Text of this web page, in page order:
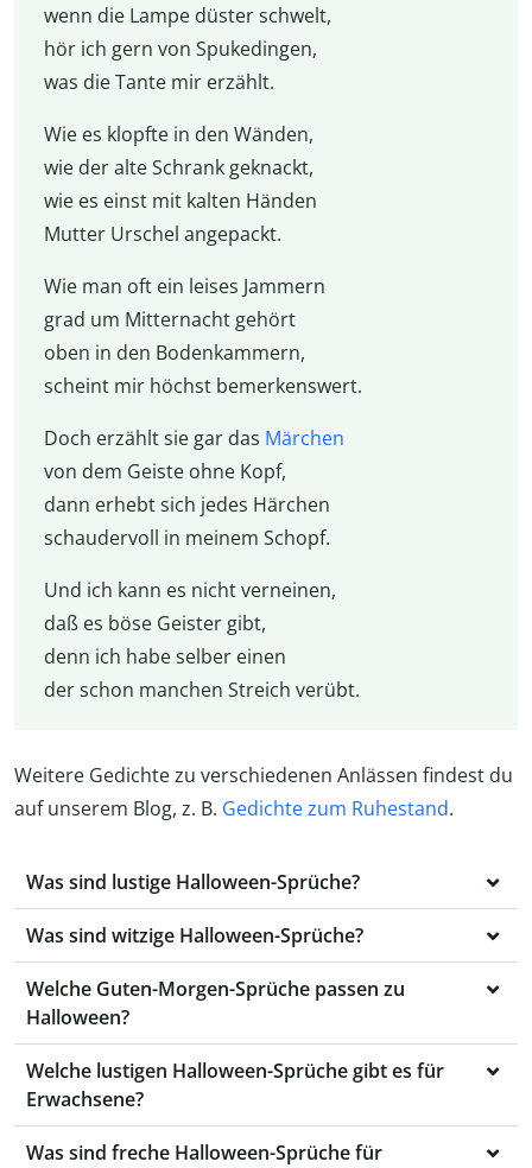
wenn die Lampe düster schwelt,
hör ich gern von Spukedingen,
was die Tante mir erzählt.
Wie es klopfte in den Wänden,
wie der alte Schrank geknackt,
wie es einst mit kalten Händen
Mutter Urschel angepackt.
Wie man oft ein leises Jammern
grad um Mitternacht gehört
oben in den Bodenkammern,
scheint mir höchst bemerkenswert.
Doch erzählt sie gar das Märchen
von dem Geiste ohne Kopf,
dann erhebt sich jedes Härchen
schaudervoll in meinem Schopf.
Und ich kann es nicht verneinen,
daß es böse Geister gibt,
denn ich habe selber einen
der schon manchen Streich verübt.
Weitere Gedichte zu verschiedenen Anlässen findest du
auf unserem Blog, z. B. Gedichte zum Ruhestand.
Was sind lustige Halloween-Sprüche?
Was sind witzige Halloween-Sprüche?
Welche Guten-Morgen-Sprüche passen zu
Halloween?
Welche lustigen Halloween-Sprüche gibt es für
Erwachsene?
Was sind freche Halloween-Sprüche für